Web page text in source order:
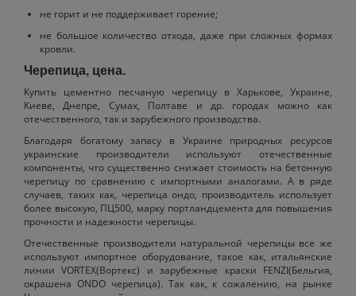
не горит и не поддерживает горение;
не большое количество отхода, даже при сложных формах
кровли.
Черепица, цена.
Купить цементно песчаную черепицу в Харькове, Украине,
Киеве, Днепре, Сумах, Полтаве и др. городах можно как
отечественного, так и зарубежного производства.
Благодаря богатому запасу в Украине природных ресурсов
украинские производители используют отечественные
компоненты, что существенно снижает стоимость на бетонную
черепицу по сравнению с импортными аналогами. А в ряде
случаев, таких как, черепица ондо, производитель использует
более высокую, ПЦ500, марку портландцемента для повышения
прочности и надежности черепицы.
Отечественные производители натуральной черепицы все же
используют импортное оборудование, такое как, итальянские
линии VORTEX(Вортекс) и зарубежные краски FENZI(Бельгия,
окрашена ONDO черепица). Так как, к сожалению, на рынке